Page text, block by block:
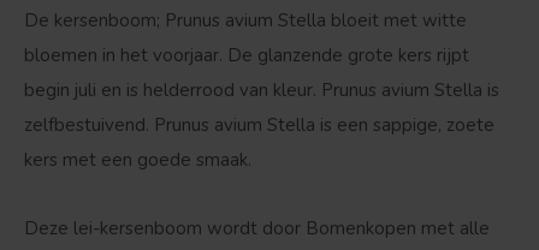
De kersenboom; Prunus avium Stella bloeit met witte
bloemen in het voorjaar. De glanzende grote kers rijpt
begin juli en is helderrood van kleur. Prunus avium Stella is
zelfbestuivend. Prunus avium Stella is een sappige, zoete
kers met een goede smaak.
Deze lei-kersenboom wordt door Bomenkopen met alle